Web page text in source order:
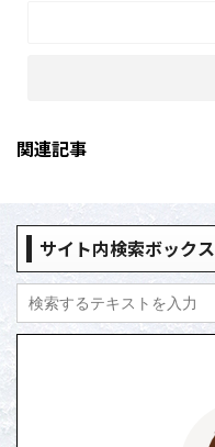
関連記事
サイト内検索ボックス